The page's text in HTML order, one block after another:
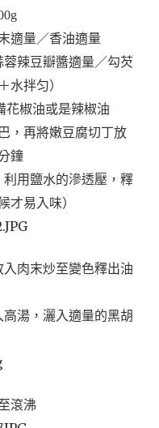
適量／香油適量
辣豆瓣醬適量／勾芡
水拌匀）
花椒油或是辣椒油
，再將嫩豆腐切丁放
鐘
利用鹽水的滲透壓，釋
才易入味）
肉末炒至變色釋出油
湯，灑入適量的黑胡
滾沸